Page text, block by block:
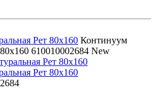
Рет 80x160 Континуум
610010002684 New
Рет 80x160